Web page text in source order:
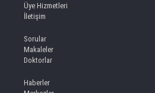
Üye Hizmetleri
İletişim
Sorular
Makaleler
Doktorlar
Haberler